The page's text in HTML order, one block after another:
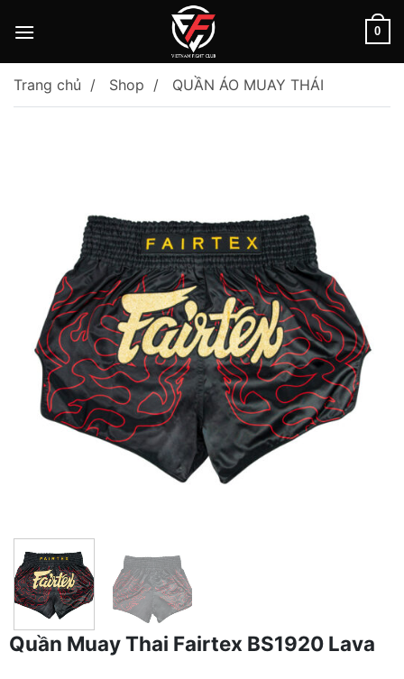
0
Trang chủ Shop QUẦN ÁO MUAY THÁI
Quần Muay Thai Fairtex BS1920 Lava